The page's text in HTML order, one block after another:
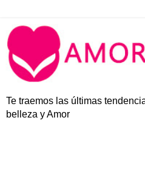
Te traemos las últimas
belleza y Amor